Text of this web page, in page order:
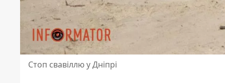
Стоп свавіллю у Дніпрі